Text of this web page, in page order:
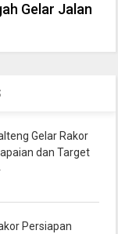
Gelar Jalan
Gelar Rakor
dan Target
Persiapan